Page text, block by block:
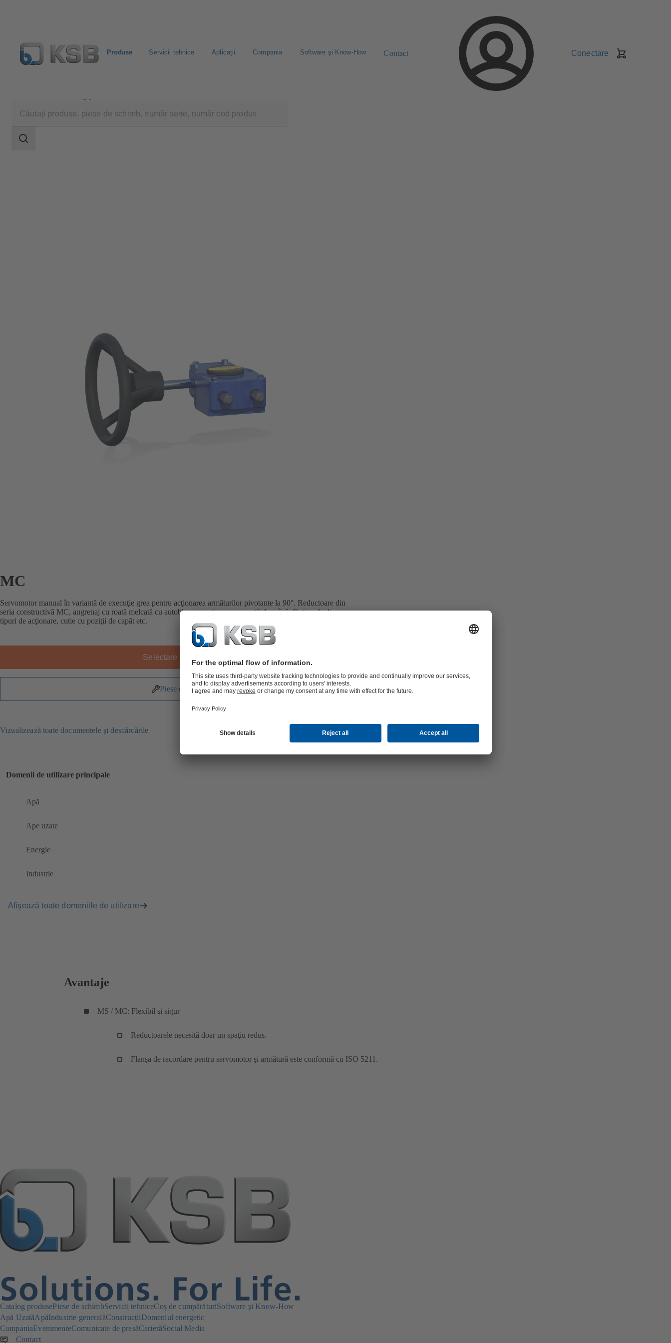
Produse Servicii tehnice Aplicații Compania Software şi Know-How Contact Conectare
Domeniu
MC
Servomotor manual în variantă de execuţie grea pentru acţionarea armăturilor pivotante la 90°. Reductoare din
seria constructivă MC, angrenaj cu roată melcată cu autoblocare, acţionare cu roată de mână. Opţional: alte
tipuri de acţionare, cutie cu poziţii de capăt etc.
Selectare produs
Piese de schimb
Vizualizează toate documentele şi descărcările
Domenii de utilizare principale
Apă
Ape uzate
Energie
Industrie
Afişează toate domeniile de utilizare
Avantaje
MS / MC: Flexibil şi sigur
Reductoarele necesită doar un spaţiu redus.
Flanşa de racordare pentru servomotor şi armătură este conformă cu ISO 5211.
Catalog produsePiese de schimbServicii tehniceCoș de cumpărăturiSoftware şi Know-How
Apă UzatăApăIndustrie generalăConstrucțiiDomeniul energetic
CompaniaEvenimenteComunicate de presăCarierăSocial Media
Contact